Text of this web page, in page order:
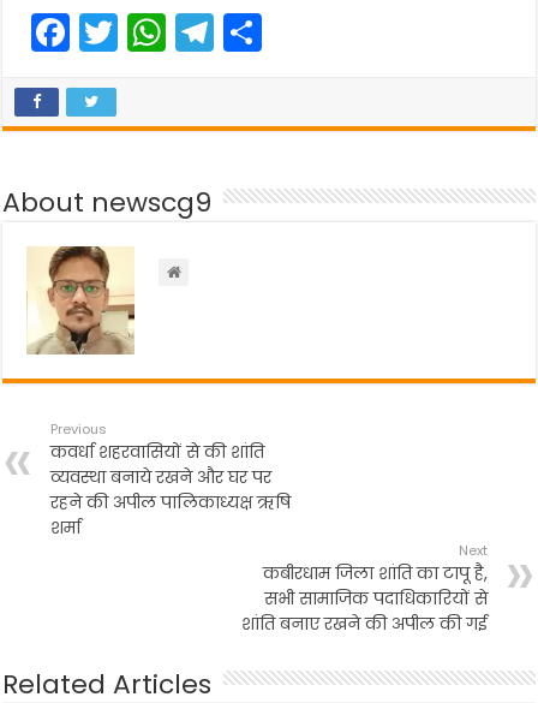
F
a
c
e
b
o
o
k
T
w
er
W
h
ts
A
p
p
T
el
gr
a
e
About newscg9
Previous
कवर्धा शहरवासियों से की शांति
व्यवस्था बनाये रखने और घर पर
रहने की अपील पालिकाध्यक्ष ऋषि
शर्मा
Next
कबीरधाम जिला शांति का टापू है,
सभी सामाजिक पदाधिकारियों से
शांति बनाए रखने की अपील की गई
Related Articles